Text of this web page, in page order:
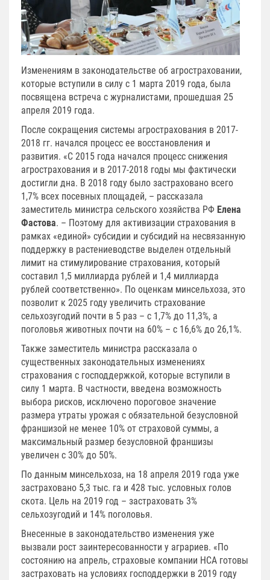
Изменениям в законодательстве об агростраховании,
которые вступили в силу с 1 марта 2019 года, была
посвящена встреча с журналистами, прошедшая 25
апреля 2019 года.
После сокращения системы агрострахования в 2017-
2018 гг. начался процесс ее восстановления и
развития. «С 2015 года начался процесс снижения
агрострахования и в 2017-2018 годы мы фактически
достигли дна. В 2018 году было застраховано всего
1,7% всех посевных площадей, – рассказала
заместитель министра сельского хозяйства РФ Елена
Фастова. – Поэтому для активизации страхования в
рамках «единой» субсидии и субсидий на несвязанную
поддержку в растениеводстве выделен отдельный
лимит на стимулирование страхования, который
составил 1,5 миллиарда рублей и 1,4 миллиарда
рублей соответственно». По оценкам минсельхоза, это
позволит к 2025 году увеличить страхование
сельхозугодий почти в 5 раз – с 1,7% до 11,3%, а
поголовья животных почти на 60% – с 16,6% до 26,1%.
Также заместитель министра рассказала о
существенных законодательных изменениях
страхования с господдержкой, которые вступили в
силу 1 марта. В частности, введена возможность
выбора рисков, исключено пороговое значение
размера утраты урожая с обязательной безусловной
франшизой не менее 10% от страховой суммы, а
максимальный размер безусловной франшизы
увеличен с 30% до 50%.
По данным минсельхоза, на 18 апреля 2019 года уже
застраховано 5,3 тыс. га и 428 тыс. условных голов
скота. Цель на 2019 год – застраховать 3%
сельхозугодий и 14% поголовья.
Внесенные в законодательство изменения уже
вызвали рост заинтересованности у аграриев. «По
состоянию на апрель, страховые компании НСА готовы
застраховать на условиях господдержки в 2019 году